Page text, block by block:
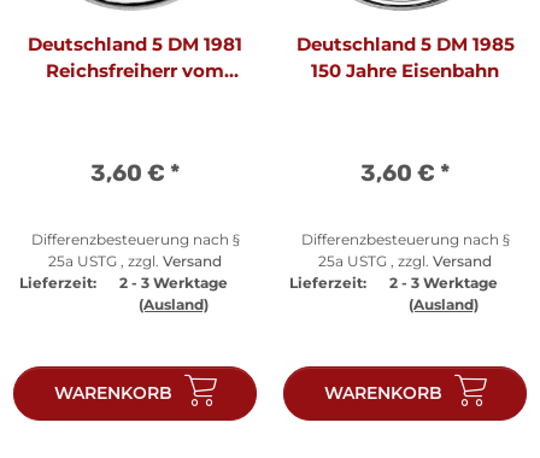
Deutschland 5 DM 1981
Reichsfreiherr vom
3,60 € *
Differenzbesteuerung nach §
25a USTG , zzgl. Versand
Lieferzeit:
2 - 3 Werktage
(Ausland)
WARENKORB
Deutschland 5 DM 1985
150 Jahre Eisenbahn
3,60 € *
Differenzbesteuerung nach §
25a USTG , zzgl. Versand
Lieferzeit:
2 - 3 Werktage
(Ausland)
WARENKORB